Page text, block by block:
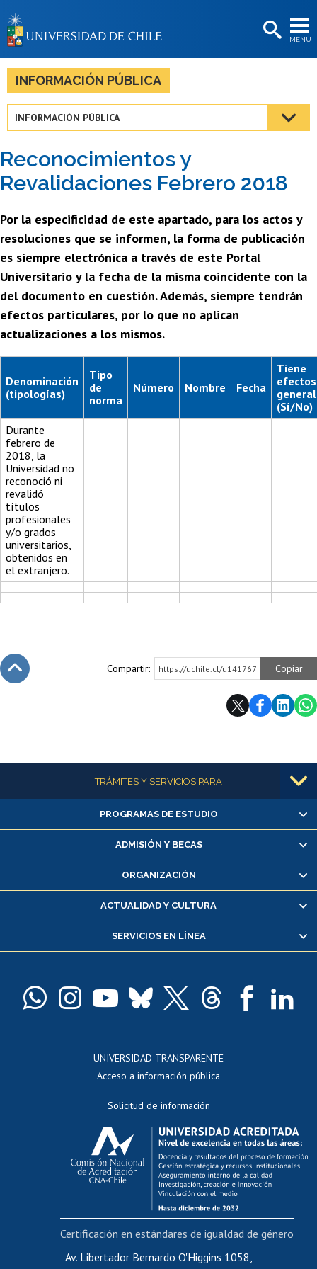
MENÚ
BIBLIOTECAS
LA UNIVERSIDAD
Estudiantes
Académicas/os
Funcionarias/os
Egresadas/os
INFORMACIÓN PÚBLICA
INFORMACIÓN PÚBLICA
Reconocimientos y
Revalidaciones Febrero 2018
Por la especificidad de este apartado, para los actos y
resoluciones que se informen, la forma de publicación
es siempre electrónica a través de este Portal
Universitario y la fecha de la misma coincidente con la
del documento en cuestión. Además, siempre tendrán
efectos particulares, por lo que no aplican
actualizaciones a los mismos.
Denominación
(tipologías)
Tipo
de
norma
Número Nombre Fecha
Tiene
efectos
(Sí/No)
Durante
febrero de
2018, la
Universidad no
reconoció ni
revalidó
títulos
profesionales
y/o grados
universitarios,
obtenidos en
el extranjero.
Compartir: https://uchile.cl/u141767 Copiar
Más informaciónTRÁMITES Y SERVICIOS PARA
Alumnas/os y exalumnas/os
Matrícula en línea
Inscripción y cambio de asignaturas
Consulta y certificado de notas
Servicio médico y dental
Pago de arancel y crédito alumnos
Docentes
Evaluación docente
Calificación académica
Postulación al AUCAI
Funcionarias/os
Cursos internos de capacitación
Bienestar del personal
Portal de movilidad interna
Certificado de renta
PROGRAMAS DE ESTUDIO
ADMISIÓN Y BECAS
ORGANIZACIÓN
ACTUALIDAD Y CULTURA
SERVICIOS EN LÍNEA
UNIVERSIDAD TRANSPARENTE
Acceso a información pública
Solicitud de información
Av. Libertador Bernardo O'Higgins 1058,
Certificación en estándares de igualdad de género